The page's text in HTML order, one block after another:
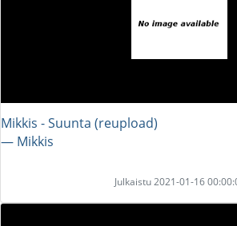
Mikkis - Suunta (reupload)
― Mikkis
Julkaistu 2021-01-16